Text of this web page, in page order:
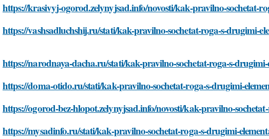
https://krasivyj-ogorod.zelynyjsad.info/novosti/kak-pravilno-sochetat-
https://vashsadluchshij.ru/stati/kak-pravilno-sochetat-roga-s-drugimi-
https://narodnaya-dacha.ru/stati/kak-pravilno-sochetat-roga-s-
https://doma-otido.ru/stati/kak-pravilno-sochetat-roga-s-drugimi-
https://ogorod-bez-hlopot.zelynyjsad.info/novosti/kak-pravilno-
https://mysadinfo.ru/stati/kak-pravilno-sochetat-roga-s-drugimi-